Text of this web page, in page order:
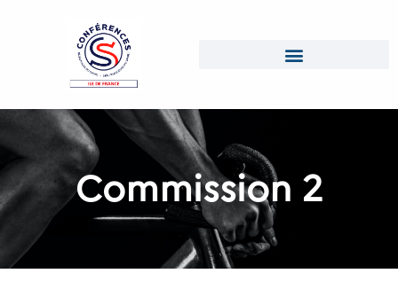
Commission 2